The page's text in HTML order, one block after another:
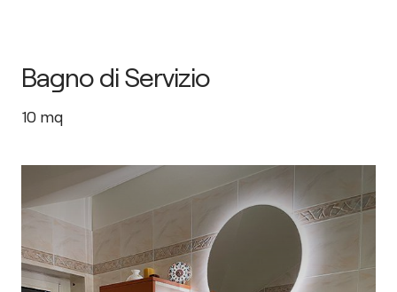
Bagno di Servizio
10 mq